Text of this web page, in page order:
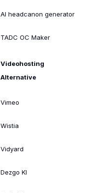
AI headcanon generator
TADC OC Maker
Videohosting
Alternative
Vimeo
Wistia
Vidyard
Dezgo KI